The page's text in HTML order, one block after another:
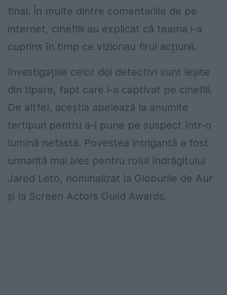
final. În multe dintre comentariile de pe
internet, cinefilii au explicat că teama i-a
cuprins în timp ce vizionau firul acțiunii.
Investigațiile celor doi detectivi sunt ieșite
din tipare, fapt care i-a captivat pe cinefili.
De altfel, aceștia apelează la anumite
tertipuri pentru a-l pune pe suspect într-o
lumină nefastă. Povestea intrigantă a fost
urmarită mai ales pentru rolul îndrăgitului
Jared Leto, nominalizat la Globurile de Aur
și la Screen Actors Guild Awards.